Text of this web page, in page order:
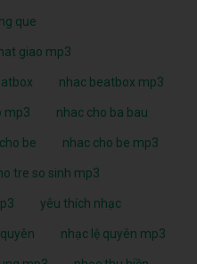
que
giao mp3
nhac beatbox mp3
mp3 nhac cho ba bau
be nhac cho be mp3
tre so sinh mp3
yêu thích nhạc
nhạc lệ quyên mp3